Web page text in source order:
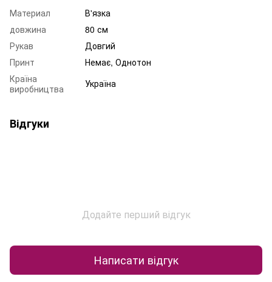
Материал
В'язка
довжина
80 см
Рукав
Довгий
Принт
Немає, Однотон
Країна
виробництва
Україна
Відгуки
Додайте перший відгук
Написати відгук